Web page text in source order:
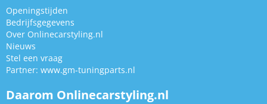
Openingstijden
Bedrijfsgegevens
Over Onlinecarstyling.nl
Nieuws
Stel een vraag
Partner: www.gm-tuningparts.nl
Daarom Onlinecarstyling.nl